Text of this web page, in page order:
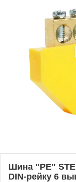
Шина "PE"
DIN-рейку 6